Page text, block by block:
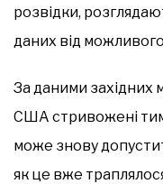
розвідки,
даних від
За даними західних
США стривожені
може знову
як це вже